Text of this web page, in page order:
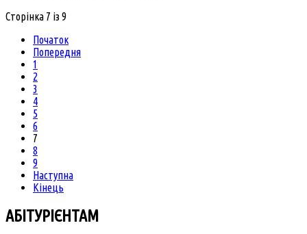
Сторінка 7 із 9
Початок
Попередня
1
2
3
4
5
6
7
8
9
Наступна
Кінець
АБІТУРІЄНТАМ